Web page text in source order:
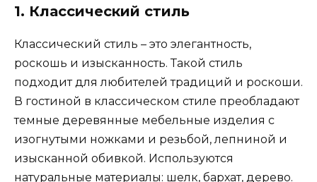
1. Классический стиль
Классический стиль – это элегантность,
роскошь и изысканность. Такой стиль
подходит для любителей традиций и роскоши.
В гостиной в классическом стиле преобладают
темные деревянные мебельные изделия с
изогнутыми ножками и резьбой, лепниной и
изысканной обивкой. Используются
натуральные материалы: шелк, бархат, дерево.